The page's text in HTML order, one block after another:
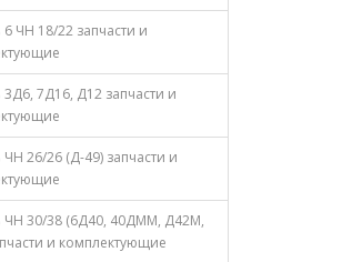
ЧН 18/22 запчасти и
3Д6, 7Д16, Д12 запчасти и
26/26 (Д-49) запчасти и
ЧН 30/38 (6Д40, 40ДММ, Д42М,
и комплектующие